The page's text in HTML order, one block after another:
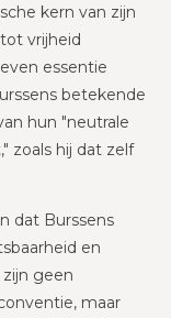
kern van zijn
vrijheid
essentie
betekende
hun "neutrale
zoals hij dat zelf
dat Burssens
en
geen
maar